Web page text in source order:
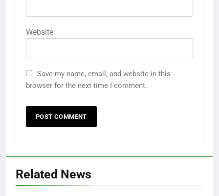
Website
Save my name, email, and website in this
browser for the next time I comment.
Related News